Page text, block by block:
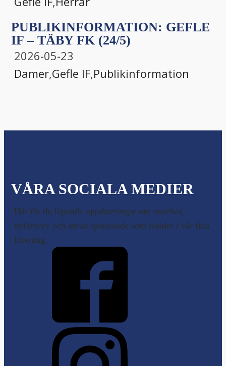
PUBLIKINFORMATION: GEFLE
IF – TÄBY FK (24/5)
2026-05-23
Damer,Gefle IF,Publikinformation
VÅRA SOCIALA MEDIER
Här får du löpande uppdateringar om matcher,
nyförvärv och annat spännande som händer i vår fina
förening.